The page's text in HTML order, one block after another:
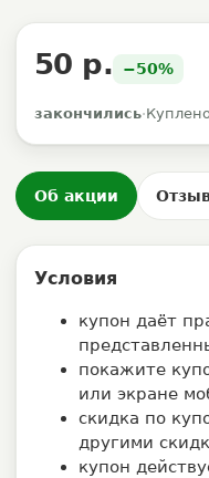
50 р. −50%
закончились·
Об акции
Условия
купон даёт
покажите
или экране
скидка по
другими
купон